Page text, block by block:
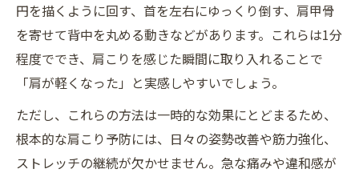
円を描くように回す、首を左右にゆっくり倒す、肩甲骨
を寄せて背中を丸める動きなどがあります。これらは1分
程度ででき、肩こりを感じた瞬間に取り入れることで
「肩が軽くなった」と実感しやすいでしょう。
ただし、これらの方法は一時的な効果にとどまるため、
根本的な肩こり予防には、日々の姿勢改善や筋力強化、
ストレッチの継続が欠かせません。急な痛みや違和感が